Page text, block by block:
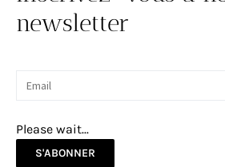
newsletter
Please wait...
S'ABONNER